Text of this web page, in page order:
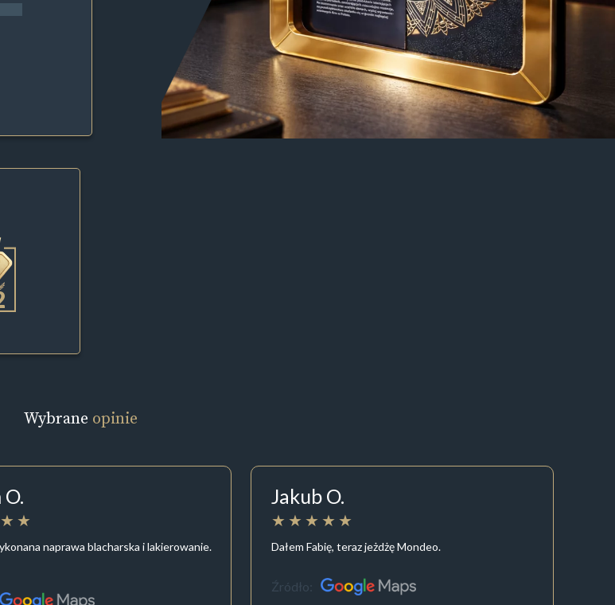
Wybrane opinie
naprawa blacharska i lakierowanie.
Jakub O.
Dałem Fabię, teraz jeżdżę Mondeo.
Źródło: